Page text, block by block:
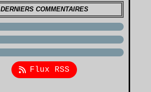
DERNIERS COMMENTAIRES
Flux RSS